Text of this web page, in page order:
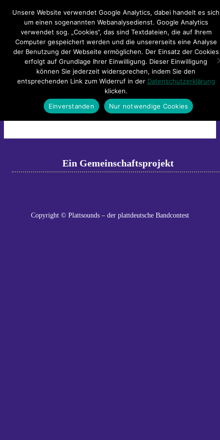
Impressum Datenschutzerklärung
Teilnahmebedingungen
Sitemap
Kontakt
008_201113_unbenannt_00642
008_201113_unbenannt_00642
Next→
Ein Gemeinschaftsprojekt
Copyright © Plattsounds – der plattdeutsche Bandcontest
Hauptmenü
Unsere Website verwendet Google Analytics, dabei handelt es sich
um einen sogenannten Webanalysedienst. Google Analytics
verwendet sog. „Cookies“, das sind Textdateien, die auf Ihrem
Computer gespeichert werden und die unsererseits eine Analyse
der Benutzung der Webseite ermöglichen. Der Einsatz der Cookies
erfolgt auf Grundlage Ihrer Einwilligung. Dieser Einwilligung
können Sie jederzeit widersprechen, indem Sie den
entsprechenden Link zum Widerruf in der Datenschutzerklärung
klicken.
Einverstanden
Nur notwendige Cookies